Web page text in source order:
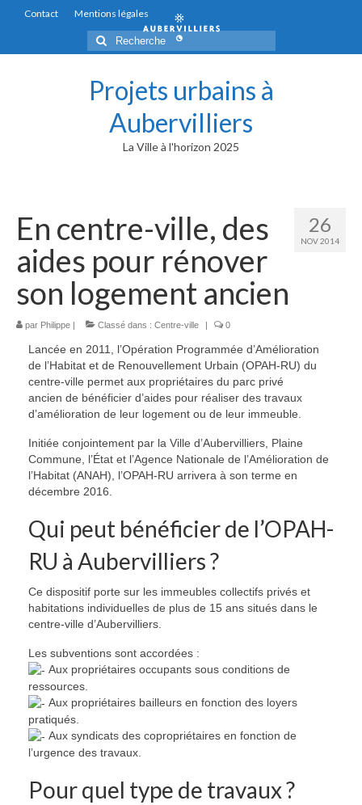
Contact Mentions légales
Rechercher
:
Projets urbains à
Aubervilliers
La Ville à l'horizon 2025
26
NOV 2014
En centre-ville, des
aides pour rénover
son logement ancien
par Philippe | Classé dans : Centre-ville | 0
Lancée en 2011, l’Opération Programmée d’Amélioration
de l’Habitat et de Renouvellement Urbain (OPAH-RU) du
centre-ville permet aux propriétaires du parc privé
ancien de bénéficier d’aides pour réaliser des travaux
d’amélioration de leur logement ou de leur immeuble.
Initiée conjointement par la Ville d’Aubervilliers, Plaine
Commune, l’État et l’Agence Nationale de l’Amélioration de
l’Habitat (ANAH), l’OPAH-RU arrivera à son terme en
décembre 2016.
Qui peut bénéficier de l’OPAH-
RU à Aubervilliers ?
Ce dispositif porte sur les immeubles collectifs privés et
habitations individuelles de plus de 15 ans situés dans le
centre-ville d’Aubervilliers.
Les subventions sont accordées :
Aux propriétaires occupants sous conditions de
ressources.
Aux propriétaires bailleurs en fonction des loyers
pratiqués.
Aux syndicats des copropriétaires en fonction de
l’urgence des travaux.
Pour quel type de travaux ?